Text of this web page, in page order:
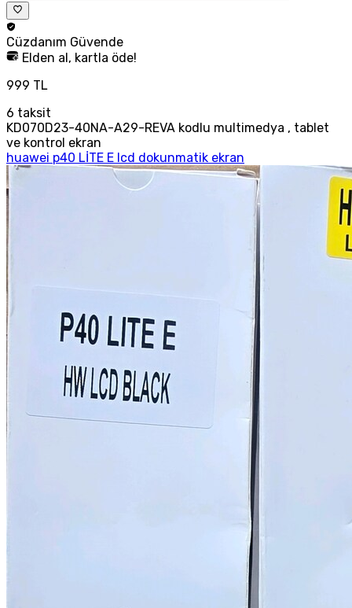
Cüzdanım Güvende
Elden al, kartla öde!
999 TL
6 taksit
KD070D23-40NA-A29-REVA kodlu multimedya , tablet
ve kontrol ekran
huawei p40 LİTE E lcd dokunmatik ekran